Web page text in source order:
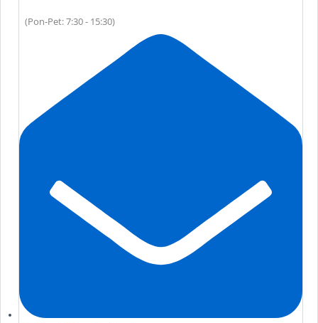
(Pon-Pet: 7:30 - 15:30)